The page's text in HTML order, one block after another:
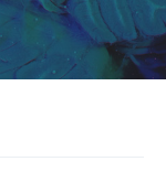
EN DE